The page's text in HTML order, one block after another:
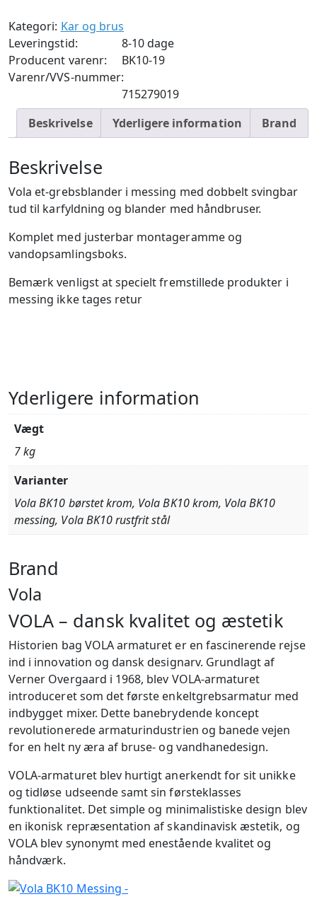
Kategori: Kar og brus
Leveringstid:
8-10 dage
Producent varenr:
BK10-19
Varenr/VVS-nummer:
715279019
Beskrivelse
Yderligere information Brand
Beskrivelse
Vola et-grebsblander i messing med dobbelt svingbar
tud til karfyldning og blander med håndbruser.
Komplet med justerbar montageramme og
vandopsamlingsboks.
Bemærk venligst at specielt fremstillede produkter i
messing ikke tages retur
Yderligere information
Vægt
7 kg
Varianter
Vola BK10 børstet krom, Vola BK10 krom, Vola BK10
messing, Vola BK10 rustfrit stål
Brand
Vola
VOLA – dansk kvalitet og æstetik
Historien bag VOLA armaturet er en fascinerende rejse
ind i innovation og dansk designarv. Grundlagt af
Verner Overgaard i 1968, blev VOLA-armaturet
introduceret som det første enkeltgrebsarmatur med
indbygget mixer. Dette banebrydende koncept
revolutionerede armaturindustrien og banede vejen
for en helt ny æra af bruse- og vandhanedesign.
VOLA-armaturet blev hurtigt anerkendt for sit unikke
og tidløse udseende samt sin førsteklasses
funktionalitet. Det simple og minimalistiske design blev
en ikonisk repræsentation af skandinavisk æstetik, og
VOLA blev synonymt med enestående kvalitet og
håndværk.